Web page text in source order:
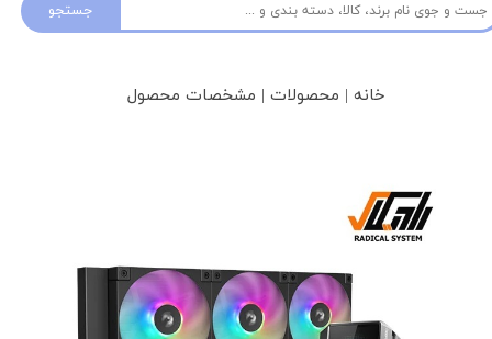
جستجو
خانه | محصولات | مشخصات محصول